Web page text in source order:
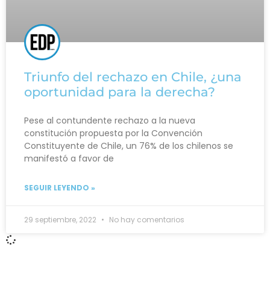
Triunfo del rechazo en Chile, ¿una
oportunidad para la derecha?
Pese al contundente rechazo a la nueva
constitución propuesta por la Convención
Constituyente de Chile, un 76% de los chilenos se
manifestó a favor de
SEGUIR LEYENDO »
29 septiembre, 2022 No hay comentarios